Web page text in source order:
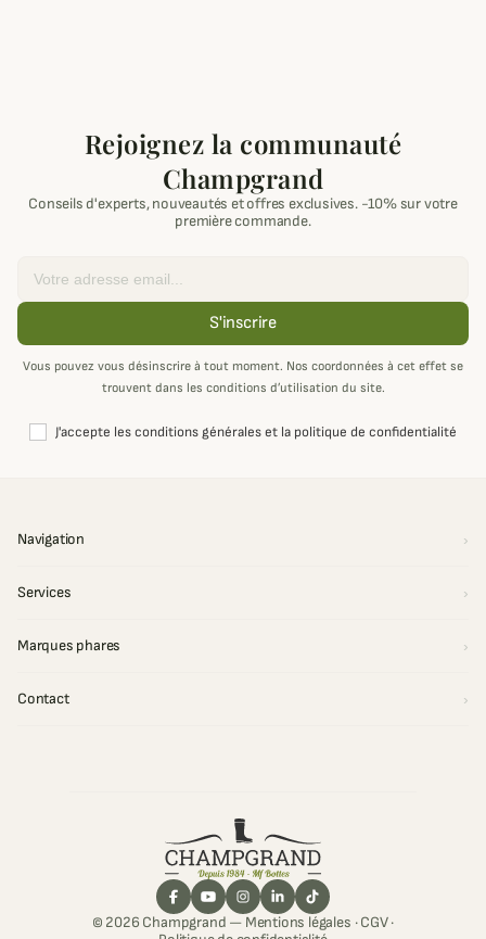
Rejoignez la communauté
Champgrand
Conseils d'experts, nouveautés et offres exclusives. -10% sur votre
première commande.
S'inscrire
Vous pouvez vous désinscrire à tout moment. Nos coordonnées à cet effet se
trouvent dans les conditions d’utilisation du site.
J'accepte les conditions générales et la politique de confidentialité
Navigation
Services
Marques phares
Contact
© 2026 Champgrand — Mentions légales ·CGV·